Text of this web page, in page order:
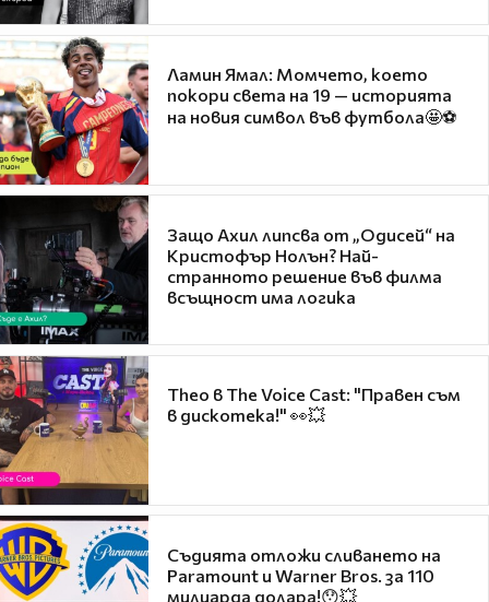
Ламин Ямал: Момчето, което
покори света на 19 — историята
на новия символ във футбола🤩⚽
Защо Ахил липсва от „Одисей“ на
Кристофър Нолън? Най-
странното решение във филма
всъщност има логика
Theo в The Voice Cast: "Правен съм
в дискотека!" 👀💥
Съдията отложи сливането на
Paramount и Warner Bros. за 110
милиарда долара!😯💥